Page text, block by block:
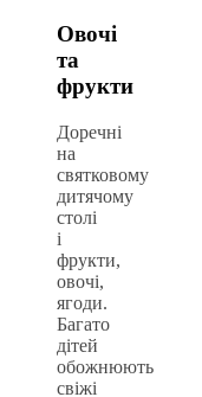
Овочі
та
фрукти
Доречні
на
святковому
дитячому
столі
і
фрукти,
овочі,
ягоди.
Багато
дітей
обожнюють
свіжі